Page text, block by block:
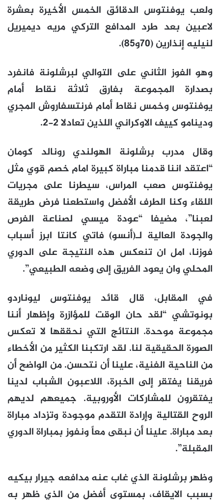
ولعب يوفنتوس الدقائق الخمس الأخيرة بعشرة
لاعبين بعد طرد المدافع التركي مريه ديميريل
لنيليه إنذارين (70و85).
وهو الفوز الثاني على التوالي لبرشلونة فانفرد
بصدارة المجموعة بفارق ثلاثة نقاط أمام
يوفنتوس وخمس نقاط أمام فرنتسفاروش المجري
ودينامو كييف الاوكراني اللذين تعادلا 2-2.
وقال مدرب برشلونة الهولندي رونالد كومان
“اعتقد اننا قدمنا مباراة كبيرة امام خصم قوي مثل
يوفنتوس صعب المراس، سيطرنا على مجريات
اللقاء وكنا الطرف الأفضل واستطعنا فرض طريقة
لعبنا”، مضيفا “عودة ميسي لصناعة الفرص
والجودة العالية لـ(أنسو) فاتي كانتا ابرز أسباب
فوزنا، امل ان تنعكس هذه النتيجة على الدوري
المحلي وان يعود الفريق إلى وضعه الطبيعي”.
في المقابل، قال قائد يوفنتوس ليوناردو
بونوتشي “لقد حان الوقت للمؤازرة وإظهار أننا
مجموعة موحدة. النتائج التي نحققها لا تعكس
الصورة الحقيقية لنا. لقد ارتكبنا الكثير من الأخطاء
من الناحية الفنية، علينا أن نتحسن. من الواضح أن
فريقنا يفتقر إلى الخبرة، اللاعبون الشباب لدينا
يفتقرون للمشاركات الأوروبية. جميعهم لديهم
الروح القتالية وإرادة التقدم موجودة وتزداد مباراة
بعد مباراة. علينا أن نبقى معاً ونفوز بمباراة الدوري
المقبلة”.
وظهر برشلونة الذي غاب عنه مدافعه جيرار بيكيه
بسبب الايقاف، بمستوى أفضل من الذي ظهر به